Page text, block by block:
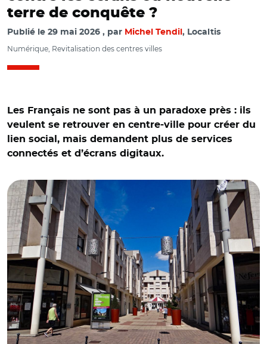
terre de conquête ?
Publié le 29 mai 2026 par Michel Tendil , Localtis
Numérique, Revitalisation des centres villes
Les Français ne sont pas à un paradoxe près : ils
veulent se retrouver en centre-ville pour créer du
lien social, mais demandent plus de services
connectés et d’écrans digitaux.